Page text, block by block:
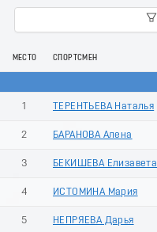
МЕСТО СПОРТСМЕН
1 ТЕРЕНТЬЕВА Наталья
2 БАРАНОВА Алена
3 БЕКИШЕВА Елизавета
4 ИСТОМИНА Мария
5 НЕПРЯЕВА Дарья